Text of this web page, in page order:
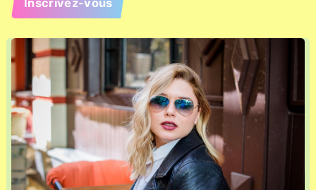
Inscrivez-vous